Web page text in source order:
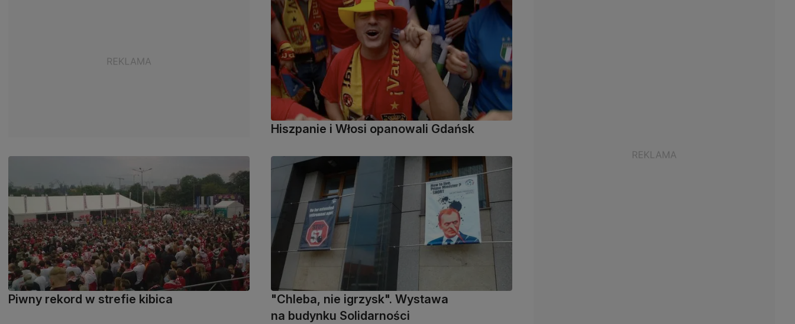
Hiszpanie i Włosi opanowali Gdańsk
Piwny rekord w strefie kibica
"Chleba, nie igrzysk". Wystawa
na budynku Solidarności